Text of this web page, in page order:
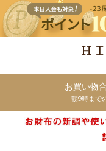
お買い物
朝9時まで